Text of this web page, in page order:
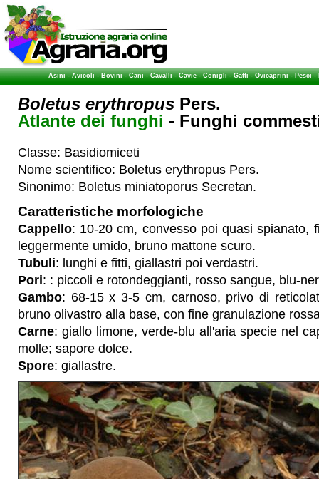
Asini-Avicoli-Bovini-Cani-Cavalli-Cavie-Conigli-Gatti-Ovicaprini-Pesci-
Boletus erythropus Pers.
Atlante dei funghi - Funghi
Classe: Basidiomiceti
Nome scientifico: Boletus erythropus Pers.
Sinonimo: Boletus miniatoporus Secretan.
Caratteristiche morfologiche
Cappello: 10-20 cm, convesso poi quasi spianato,
leggermente umido, bruno mattone scuro.
Tubuli: lunghi e fitti, giallastri poi verdastri.
Pori: : piccoli e rotondeggianti, rosso sangue, blu-
Gambo: 68-15 x 3-5 cm, carnoso, privo di
bruno olivastro alla base, con fine granulazione
Carne: giallo limone, verde-blu all'aria specie nel
molle; sapore dolce.
Spore: giallastre.